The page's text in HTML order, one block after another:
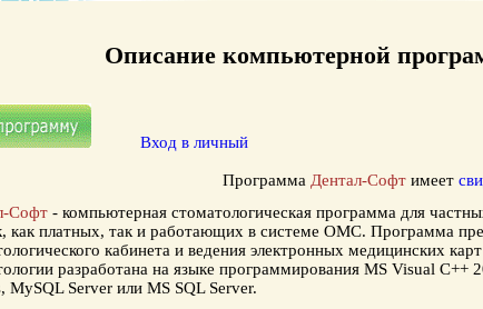
Описание компьютерной
Вход в личный
Программа Дентал-Софт имеет
Софт - компьютерная стоматологическая программа для
, как платных, так и работающих в системе ОМС. Программа
кабинета и ведения электронных медицинских
разработана на языке программирования MS Visual
MySQL Server или MS SQL Server.